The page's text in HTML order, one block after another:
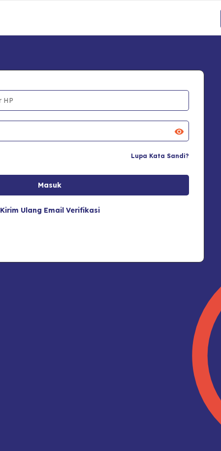
Lupa Kata Sandi?
Kirim Ulang Email Verifikasi